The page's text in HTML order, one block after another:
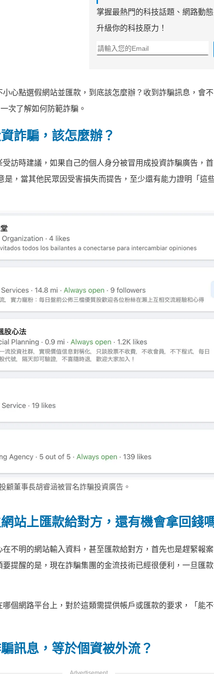
掌握最熱門的科技話題、網路動態
升級你的科技原力！
心點選假網站並匯款，到底該怎麼辦？收到詐騙訊息，會
次了解如何防範詐騙。
詐騙，該怎麼辦？
訪時建議，如果自己的個人身分被冒用成投資詐騙廣告，
是，當其他民眾因受害損失而提告，至少還有能力證明「這
顧董事長胡睿涵被冒名詐騙投資廣告。
站上匯款給對方，還有機會拿回錢
不明的網站輸入資料，甚至匯款給對方，首先也是趕緊報
提醒的是，現在詐騙集團的金流技術已經很便利，一旦匯
個網路平台上，對於這類需提供帳戶或匯款的要求，「能
訊息，等於個資被外流？